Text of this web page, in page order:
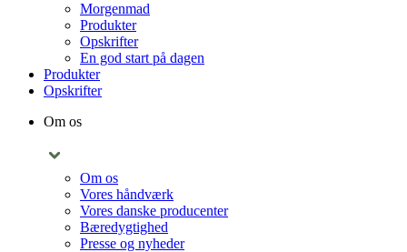
Morgenmad
Produkter
Opskrifter
En god start på dagen
Produkter
Opskrifter
Om os
Om os
Vores håndværk
Vores danske producenter
Bæredygtighed
Presse og nyheder